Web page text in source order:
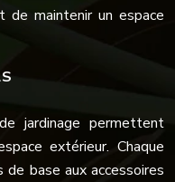
maintenir un espace
jardinage permettent
extérieur. Chaque
base aux accessoires